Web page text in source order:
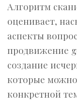
Алгоритм
оценивает,
аспекты
продвижение
создание
которые
конкретной